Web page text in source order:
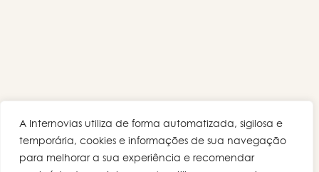
A Internovias utiliza de forma automatizada, sigilosa e
temporária, cookies e informações de sua navegação
para melhorar a sua experiência e recomendar